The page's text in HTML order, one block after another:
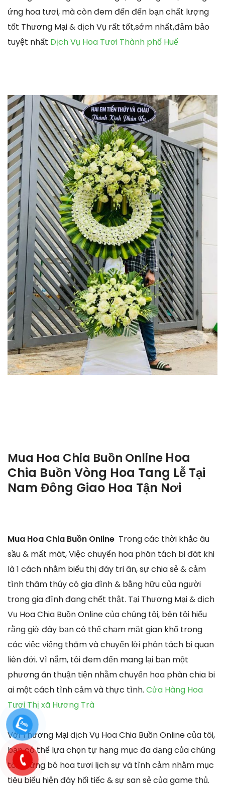
ứng hoa tươi, mà còn đem đến đến bạn chất lượng
tốt Thương Mại & dịch Vụ rất tốt,sớm nhất,đảm bảo
tuyệt nhất Dịch Vụ Hoa Tươi Thành phố Huế
Mua Hoa Chia Buồn Online Hoa
Chia Buồn Vòng Hoa Tang Lễ Tại
Nam Đông Giao Hoa Tận Nơi
Mua Hoa Chia Buồn Online Trong các thời khắc âu
sầu & mất mát, Việc chuyển hoa phân tách bi đát khi
là 1 cách nhằm biểu thị đáy tri ân, sự chia sẻ & cảm
tình thâm thúy có gia đình & bằng hữu của người
trong gia đình đang chết thật. Tại Thương Mại & dịch
Vụ Hoa Chia Buồn Online của chúng tôi, bên tôi hiểu
rằng giờ đây bạn có thể chạm mặt gian khổ trong
các việc viếng thăm và chuyển lời phân tách bi quan
liên đới. Vì nắm, tôi đem đến mang lại bạn một
phương án thuận tiện nhằm chuyển hoa phân chia bi
ai một cách tình cảm và thực tình. Cửa Hàng Hoa
Tươi Thị xã Hương Trà
Với Thương Mại dịch Vụ Hoa Chia Buồn Online của tôi,
bạn có thể lựa chọn tự hạng mục đa dạng của chúng
tôi những bó hoa tươi lịch sự và tình cảm nhằm mục
tiêu biểu hiện đáy hối tiếc & sự san sẻ của game thủ.